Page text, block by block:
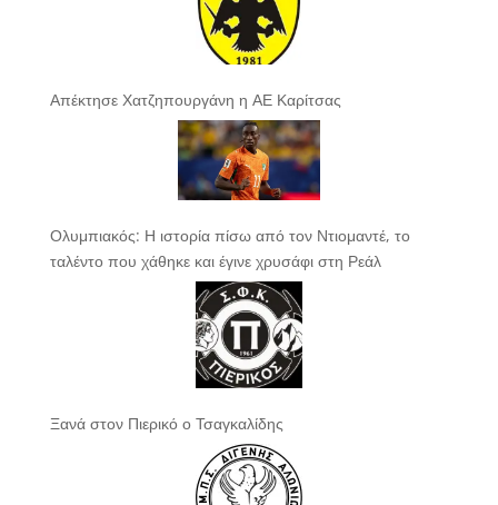
Απέκτησε Χατζηπουργάνη η ΑΕ Καρίτσας
Ολυμπιακός: Η ιστορία πίσω από τον Ντιομαντέ, το
ταλέντο που χάθηκε και έγινε χρυσάφι στη Ρεάλ
Ξανά στον Πιερικό ο Τσαγκαλίδης